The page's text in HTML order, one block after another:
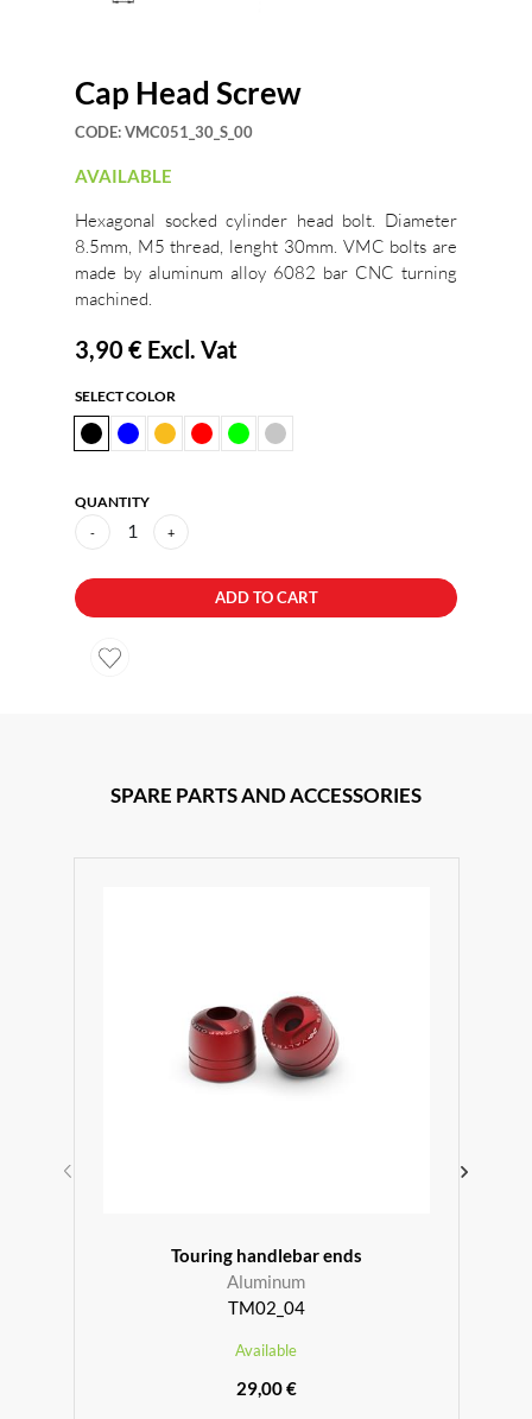
Cap Head Screw
CODE:VMC051_30_S_00
AVAILABLE
Hexagonal socked cylinder head bolt. Diameter
8.5mm, M5 thread, lenght 30mm. VMC bolts are
made by aluminum alloy 6082 bar CNC turning
machined.
3,90 € Excl. Vat
SELECT COLOR
QUANTITY
- 1 +
ADD TO CART
SPARE PARTS AND ACCESSORIES
Touring handlebar ends
Aluminum
TM02_04
Available
29,00 €